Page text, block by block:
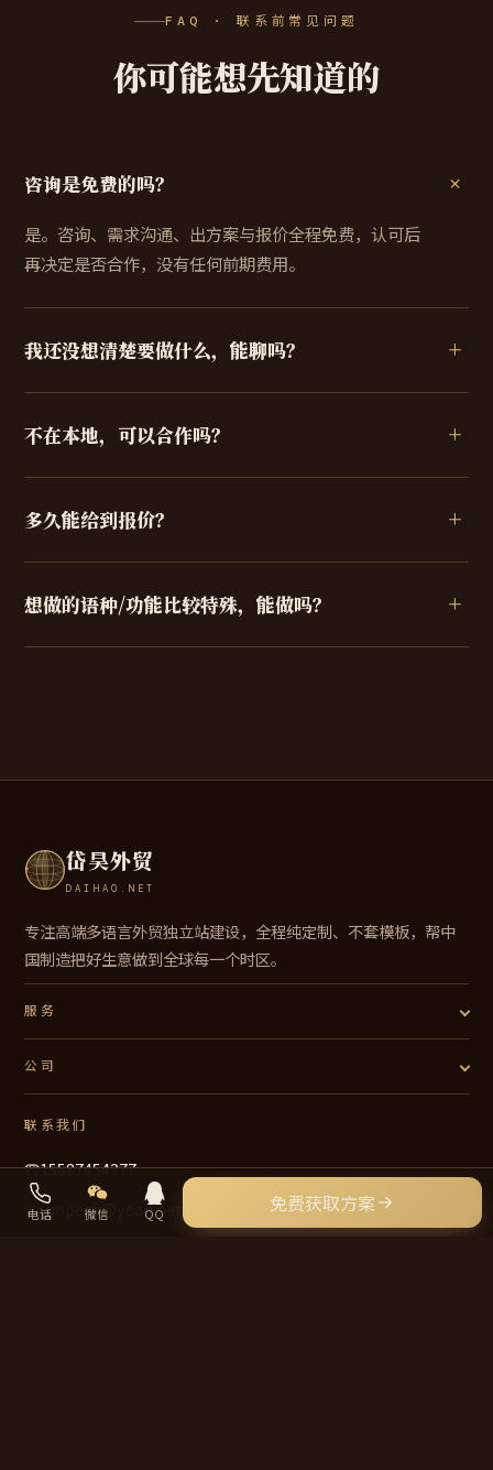
电话 微信 QQ 免费获取方案
FAQ · 联系前常见问题
你可能想先知道的
咨询是免费的吗？
是。咨询、需求沟通、出方案与报价全程免费，认可后
再决定是否合作，没有任何前期费用。
我还没想清楚要做什么，能聊吗？
不在本地，可以合作吗？
多久能给到报价？
想做的语种/功能比较特殊，能做吗？
岱昊外贸
DAIHAO.NET
专注高端多语言外贸独立站建设，全程纯定制、不套模板，帮中
国制造把好生意做到全球每一个时区。
服务
公司
联系我们
☎15587454277
✉Sunpeak@yeah.net